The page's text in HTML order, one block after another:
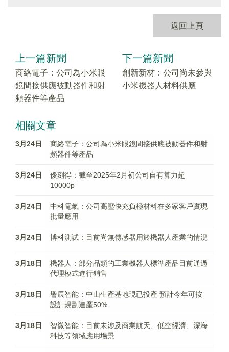
返回上頁
上一篇新聞
商絡電子：公司為小米眼
鏡間接供應被動器件和射
頻器件等產品
下一篇新聞
創新新材：公司尚未參與
小米機器人材料供應
相關文章
3月24日
商絡電子：公司為小米眼鏡間接供應被動器件和射
頻器件等產品
3月24日
優刻得：截至2025年2月初公司自有算力超
10000p
3月24日
中科電氣：公司高壓快充負極材料在多家客戶實現
批量應用
3月24日 博科測試：目前尚無傳感器用於機器人產業的情況
3月18日
機器人：部分品類的工業機器人標準產品目前通過
代理模式進行銷售
3月18日
譽辰智能：中山生產基地現已投產 預計今年可按
設計規劃達產50%
3月18日
智微智能：目前未涉及商業航天、低空經濟、深海
科技等領域應用場景